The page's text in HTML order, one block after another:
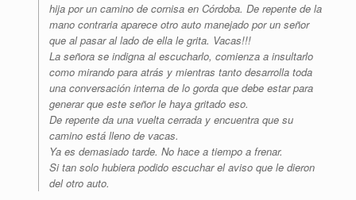
hija por un camino de cornisa en Córdoba. De repente de la
mano contraria aparece otro auto manejado por un señor
que al pasar al lado de ella le grita. Vacas!!!
La señora se indigna al escucharlo, comienza a insultarlo
como mirando para atrás y mientras tanto desarrolla toda
una conversación interna de lo gorda que debe estar para
generar que este señor le haya gritado eso.
De repente da una vuelta cerrada y encuentra que su
camino está lleno de vacas.
Ya es demasiado tarde. No hace a tiempo a frenar.
Si tan solo hubiera podido escuchar el aviso que le dieron
del otro auto.